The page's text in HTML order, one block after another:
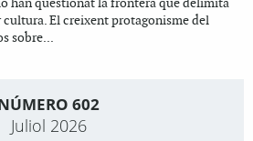
han qüestionat la frontera que delimita
cultura. El creixent protagonisme del
sobre...
602
Juliol 2026